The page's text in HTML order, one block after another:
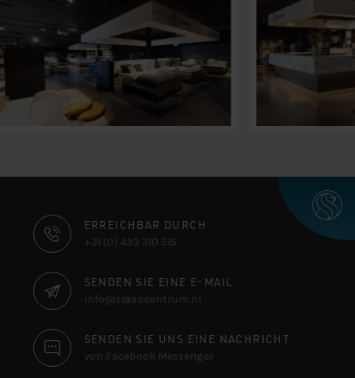
KONTAKTINFORMATIONEN
ERREICHBAR DURCH
+31 (0) 493 310 515
SENDEN SIE EINE E-MAIL
info@slaapcentrum.nl
SENDEN SIE UNS EINE NACHRICHT
von Facebook Messenger